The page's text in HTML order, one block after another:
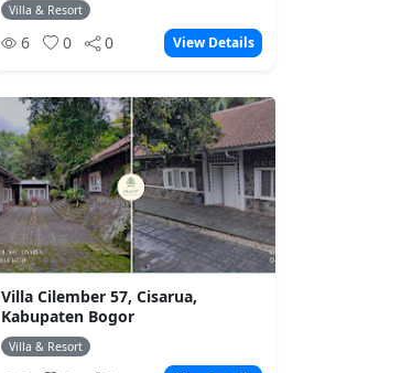
Villa & Resort
6 0 0 View Details
Villa Cilember 57, Cisarua,
Kabupaten Bogor
Villa & Resort